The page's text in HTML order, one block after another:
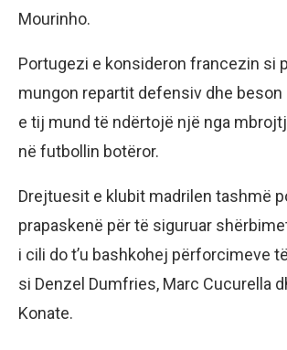
Mourinho.
Portugezi e konsideron francezin si
mungon repartit defensiv dhe beson
e tij mund të ndërtojë një nga
në futbollin botëror.
Drejtuesit e klubit madrilen tashmë
prapaskenë për të siguruar
i cili do t’u bashkohej përforcimeve
si Denzel Dumfries, Marc Cucurella
Konate.